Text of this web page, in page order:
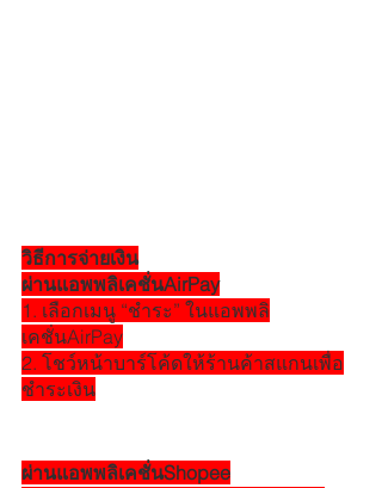
วิธีการจ่ายเงิน
ผ่านแอพพลิเคชั่นAirPay
1. เลือกเมนู “ชำระ” ในแอพพลิ
เคชั่นAirPay
2. โชว์หน้าบาร์โค้ดให้ร้านค้าสแกนเพื่อ
ชำระเงิน
ผ่านแอพพลิเคชั่นShopee